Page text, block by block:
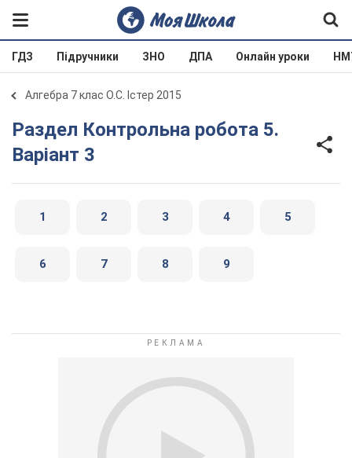
ГДЗ Підручники ЗНО ДПА Онлайн уроки
Алгебра 7 клас О.С. Істер 2015
Раздел Контрольна робота 5.
Варіант 3
1 2 3 4 5
6 7 8 9